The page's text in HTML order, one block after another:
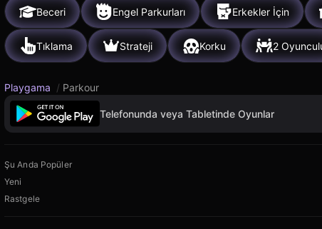
Beceri Engel Parkurları Erkekler İçin
Tıklama Strateji Korku 2
Playgama / Parkour
Telefonunda veya Tabletinde Oyunlar
Şu Anda Popüler
Yeni
Rastgele